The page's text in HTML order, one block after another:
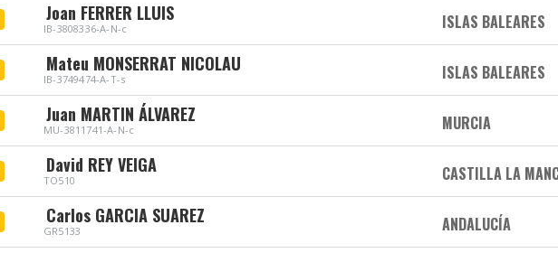
Joan FERRER LLUIS
IB-3808336-A-N-c ISLAS BALEARES
Mateu MONSERRAT NICOLAU
IB-3749474-A-T-s ISLAS BALEARES
Juan MARTIN ÁLVAREZ
MU-3811741-A-N-c MURCIA
David REY VEIGA
TO510 CASTILLA LA
Carlos GARCIA SUAREZ
GR5133 ANDALUCÍA